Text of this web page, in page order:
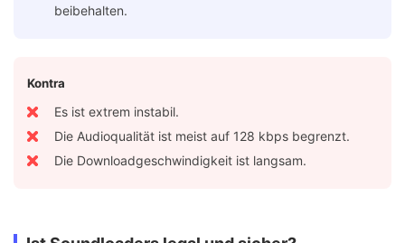
beibehalten.
Kontra
Es ist extrem instabil.
Die Audioqualität ist meist auf 128 kbps begrenzt.
Die Downloadgeschwindigkeit ist langsam.